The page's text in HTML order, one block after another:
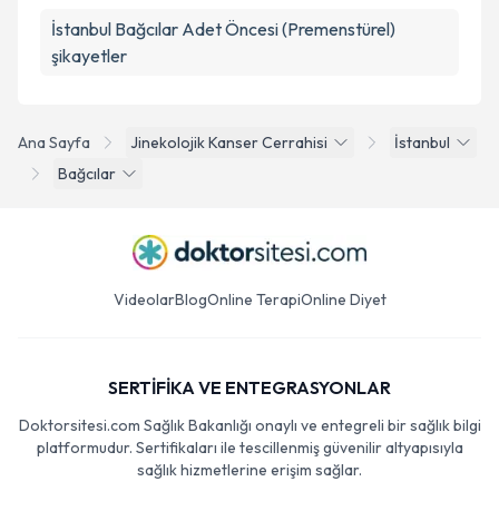
Ana Sayfa Jinekolojik Kanser Cerrahisi
İstanbul
Bağcılar
İstanbul Bağcılar Adet Öncesi (Premenstürel)
şikayetler
VideolarBlogOnline TerapiOnline Diyet
SERTİFİKA VE ENTEGRASYONLAR
Doktorsitesi.com Sağlık Bakanlığı onaylı ve entegreli bir sağlık bilgi
platformudur. Sertifikaları ile tescillenmiş güvenilir altyapısıyla
sağlık hizmetlerine erişim sağlar.